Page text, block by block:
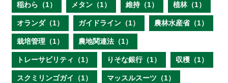
稲わら（1） メタン（1） 維持（1） 植林（1）
オランダ（1） ガイドライン（1） 農林水産省（1）
栽培管理（1） 農地関連法（1）
トレーサビリティ（1） りそな銀行（1） 収穫（1）
スクミリンゴガイ（1） マッスルスーツ（1）